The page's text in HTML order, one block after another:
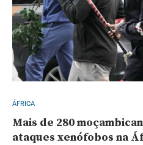
ÁFRICA
Mais de 280
ataques xenófobos na